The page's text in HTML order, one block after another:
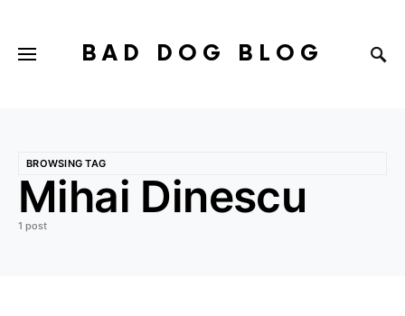
BAD DOG BLOG
BROWSING TAG
Mihai Dinescu
1 post